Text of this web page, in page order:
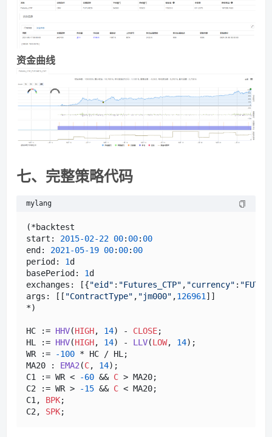
资金曲线
七、完整策略代码
mylang
(*backtest
start: 2015-02-22 00: 00: 00
end: 2021 -05-19 00: 00: 00
period: 1d
basePeriod: 1d
exchanges: [{"eid" : "Futures_CTP" , "currency" :
args: [[ "ContractType" , "jm000" ,126961 ]]
*)
HC := HHV(HIGH, 14) - CLOSE;
HL := HHV(HIGH, 14) - LLV(LOW, 14);
WR :=
-100 * HC / HL;
MA20 : EMA2 (C, 14);
C1 := WR <
-60 && C > MA20;
C2 := WR >
-15 && C < MA20;
C1, BPK;
C2, SPK